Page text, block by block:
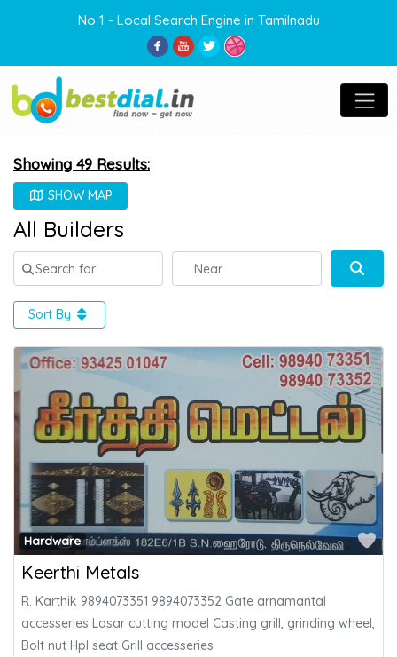
No 1 - Local Search Engine in Tamilnadu
Showing 49 Results:
SHOW MAP
All Builders
Search for Near
Sort By
Hardware
Keerthi Metals
R. Karthik 9894073351 9894073352 Gate arnamantal
accesseries Lasar cutting model Casting grill, grinding wheel,
Bolt nut Hpl seat Grill accesseries